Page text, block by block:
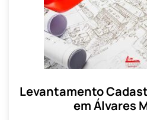
Levantamento
em Álvares